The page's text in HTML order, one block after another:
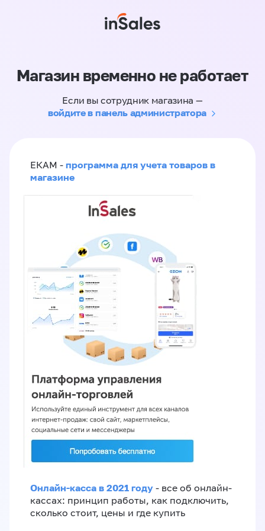
Магазин временно не работает
Если вы сотрудник магазина —
войдите в панель администратора
ЕКАМ - программа для учета товаров в
магазине
Онлайн-касса в 2021 году - все об онлайн-
кассах: принцип работы, как подключить,
сколько стоит, цены и где купить